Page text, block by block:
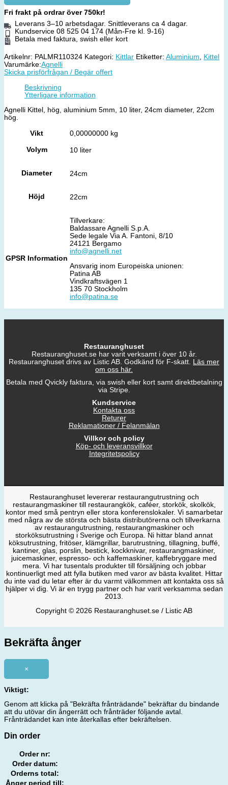
Fri frakt på ordrar över 750kr!
Leverans 3–10 arbetsdagar. Snittleverans ca 4 dagar.
Kundservice 08 525 04 174 (Mån-Fre kl. 9-16)
Betala med faktura, swish eller kort
Artikelnr: PALMR110324 Kategori: Kittlar Etiketter: Aluminium, Kittel
Varumärke:Agnelli
Skicka prisförfrågan / Begär offert
Beskrivning
Ytterligare information
Agnelli Kittel, hög, aluminium 5mm, 10 liter, 24cm diameter, 22cm
hög.
Vikt 0,00000000 kg
Volym 10 liter
Diameter 24cm
Höjd 22cm
GPSR Information
Tillverkare:
Baldassare Agnelli S.p.A.
Sede legale Via A. Fantoni, 8/10
24121 Bergamo
info@agnelli.net
Ansvarig inom Europeiska unionen:
Patina AB
Vindkraftsvägen 1
135 70 Stockholm
info@patina.se
Restauranghuset
Restauranghuset.se har varit verksamt i över 10 år.
Restauranghuset drivs av Listic AB. Godkänd för F-skatt.
Läs mer
om oss här.
Betala med Qvickly faktura, via swish eller kort samt direktbetalning
via Stripe.
Kundservice
Kontakta oss
Returer
Reklamationer / Felanmälan
Villkor och policy
Köp- och leveransvillkor
Integritetspolicy
Restauranghuset levererar restaurangutrustning och
restaurangmaskiner till restaurangkök, caféer, storkök, skolkök,
kontor med små pentryn eller stora konferenslokaler. Vi samarbetar
med några av de största och bästa distributörerna och tillverkarna
av restaurangutrustning, restaurangmaskiner och
storköksutrustning i Sverige och Europa. Ni hittar bland annat
köksutrustning, fritöser, klämgrillar, barutrustning, tillagning, buffé,
kantiner, glas, porslin, bestick, kockknivar, restaurangmaskiner,
juicemaskiner, espresso- och kaffemaskiner, kaffebryggare med
mera. Vi har tusentals produkter till försäljning och jobbar
kontinuerligt med att fylla butiken med varor av bästa kvalitet. Hittar
du inte vad du letar efter är du varmt välkommen att kontakta oss så
hjälper vi dig. Vi är en trygg partner och har varit verksamma sedan
2013.
Copyright © 2026 Restauranghuset.se / Listic AB
Bekräfta ånger
×
Viktigt:
Genom att klicka på "Bekräfta frånträdande" bekräftar du bindande
att du utövar din ångerrätt och frånträder följande avtal.
Frånträdandet kan inte återkallas efter bekräftelsen.
Din order
Order nr:
Order datum:
Orderns total:
Ånger period till: